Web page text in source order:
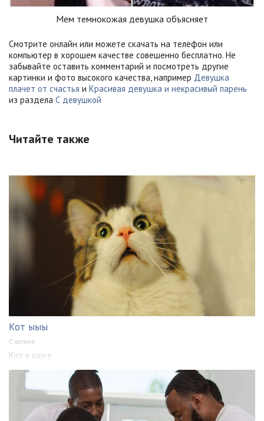
Мем темнокожая девушка объясняет
Смотрите онлайн или можете скачать на телефон или
компьютер в хорошем качестве совешенно бесплатно. Не
забывайте оставить комментарий и посмотреть другие
картинки и фото высокого качества, например Девушка
плачет от счастья и Красивая девушка и некрасивый парень
из раздела С девушкой
Читайте также
Кот ыыы
С котами
Кот в шоке